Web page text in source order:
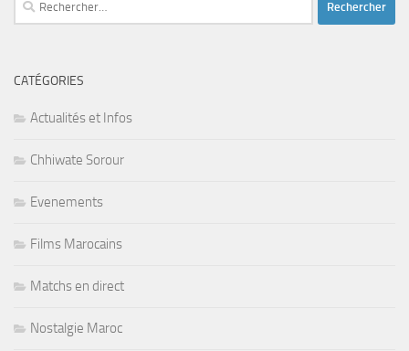
CATÉGORIES
Actualités et Infos
Chhiwate Sorour
Evenements
Films Marocains
Matchs en direct
Nostalgie Maroc